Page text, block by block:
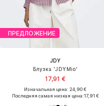
ПРЕДЛОЖЕНИЕ
JDY
Блузка 'JDYMio'
17,91 €
Изначальная цена: 24,90 €
Последняя самая низкая цена:17,91 €